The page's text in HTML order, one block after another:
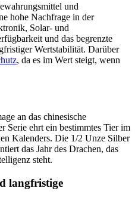
und
hohe Nachfrage in der
Solar- und
und das begrenzte
Wertstabilität. Darüber
, da es im Wert steigt, wenn
an das chinesische
Serie ehrt ein bestimmtes Tier im
Kalenders. Die 1/2 Unze Silber
das Jahr des Drachen, das
steht.
langfristige